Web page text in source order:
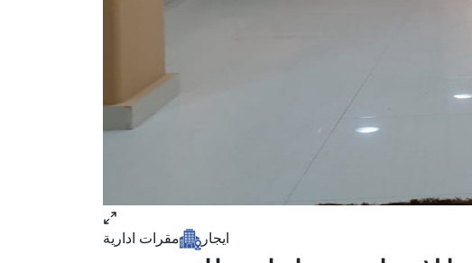
ايجار مقرات ادارية